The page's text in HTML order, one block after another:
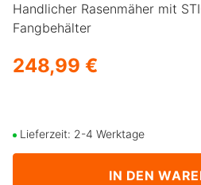
Handlicher Rasenmäher mit
Fangbehälter
248,99 €
Lieferzeit: 2-4 Werktage
IN DEN